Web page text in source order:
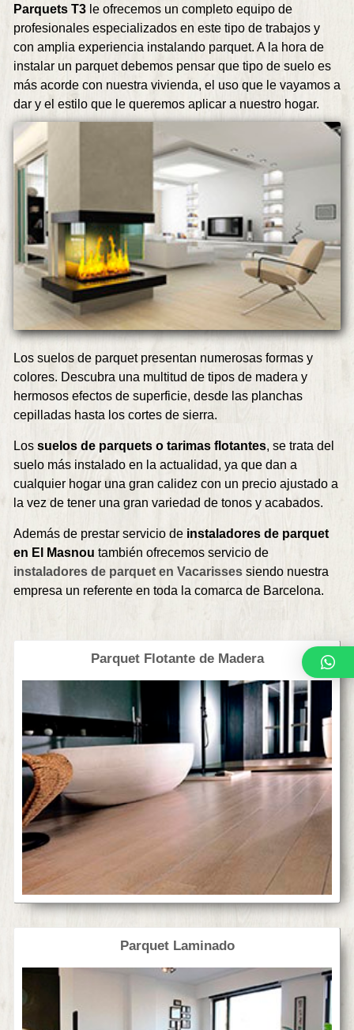
Parquets T3 le ofrecemos un completo equipo de
profesionales especializados en este tipo de trabajos y
con amplia experiencia instalando parquet. A la hora de
instalar un parquet debemos pensar que tipo de suelo es
más acorde con nuestra vivienda, el uso que le vayamos a
dar y el estilo que le queremos aplicar a nuestro hogar.
Los suelos de parquet presentan numerosas formas y
colores. Descubra una multitud de tipos de madera y
hermosos efectos de superficie, desde las planchas
cepilladas hasta los cortes de sierra.
Los suelos de parquets o tarimas flotantes, se trata del
suelo más instalado en la actualidad, ya que dan a
cualquier hogar una gran calidez con un precio ajustado a
la vez de tener una gran variedad de tonos y acabados.
Además de prestar servicio de instaladores de parquet
en El Masnou también ofrecemos servicio de
instaladores de parquet en Vacarisses siendo nuestra
empresa un referente en toda la comarca de Barcelona.
Parquet Flotante de Madera
Parquet Laminado